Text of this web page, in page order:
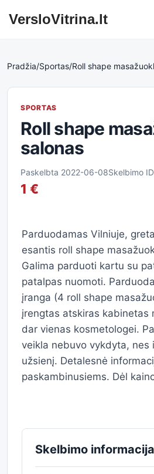
VersloVitrina.lt
Pradžia/Sportas/Roll shape
SPORTAS
Roll shape
salonas
Paskelbta 2022-06-08Skelbimo
1 €
Parduodamas Vilniuje,
esantis roll shape
Galima parduoti kartu su
patalpas nuomoti.
įranga (4 roll shape
įrengtas atskiras kabinetas
dar vienas kosmetologei.
veikla nebuvo vykdyta, nes
užsienį. Detalesnė
paskambinusiems. Dėl
Skelbimo informacija